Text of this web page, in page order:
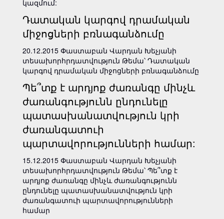
կազմում:
Դատական կարգով դրամական
միջոցների բռնագանձումը
20.12.2015 Փաստաբան Վարդան Խեչյանի
տեսախորհրդատվություն Թեմա՝ Դատական
կարգով դրամական միջոցների բռնագանձումը
Պե՞տք է արդյոք ժառանգը մինչև
ժառանգությունն ընդունելը
պատասխանատվություն կրի
ժառանգատուի
պարտավորությունների համար:
15.12.2015 Փաստաբան Վարդան Խեչյանի
տեսախորհրդատվություն Թեմա՝ Պե՞տք է
արդյոք ժառանգը մինչև ժառանգությունն
ընդունելը պատասխանատվություն կրի
ժառանգատուի պարտավորությունների
համար